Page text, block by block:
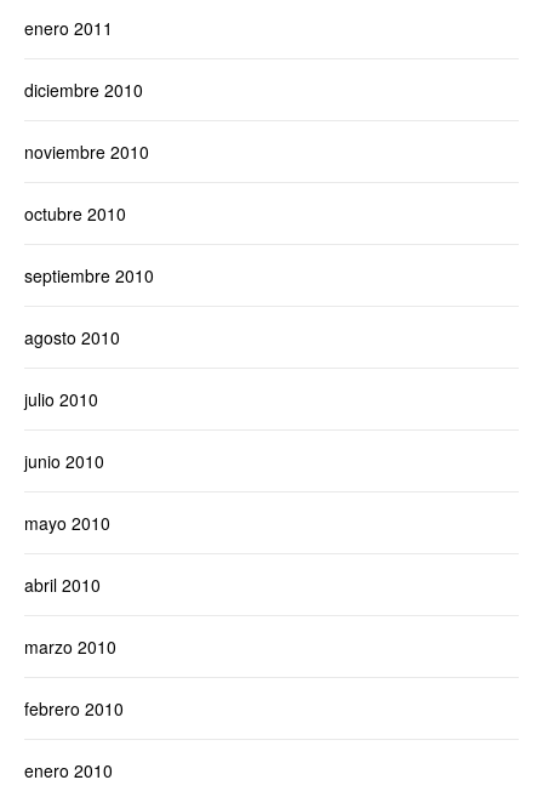
enero 2011
diciembre 2010
noviembre 2010
octubre 2010
septiembre 2010
agosto 2010
julio 2010
junio 2010
mayo 2010
abril 2010
marzo 2010
febrero 2010
enero 2010